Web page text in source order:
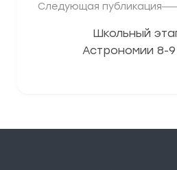
Следующая публикация
Школьный
Астрономии 8-9